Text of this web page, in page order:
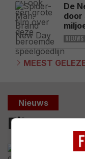
De
door
NIEUWS
MEEST
Nieuws
Film
Na